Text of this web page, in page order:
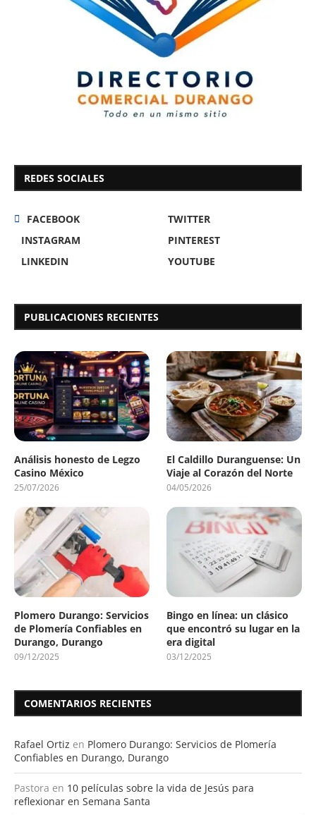
REDES SOCIALES
FACEBOOK
TWITTER
INSTAGRAM
PINTEREST
LINKEDIN
YOUTUBE
PUBLICACIONES RECIENTES
Análisis honesto de Legzo
Casino México
25/07/2026
El Caldillo Duranguense: Un
Viaje al Corazón del Norte
04/05/2026
Plomero Durango: Servicios
de Plomería Confiables en
Durango, Durango
09/12/2025
Bingo en línea: un clásico
que encontró su lugar en la
era digital
03/12/2025
COMENTARIOS RECIENTES
Rafael Ortiz en Plomero Durango: Servicios de Plomería
Confiables en Durango, Durango
Pastora en 10 películas sobre la vida de Jesús para
reflexionar en Semana Santa